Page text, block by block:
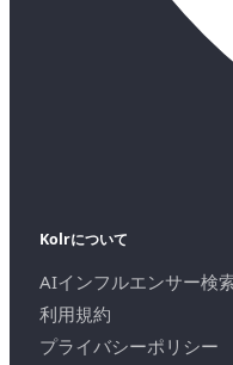
Kolrについて
AIインフルエンサー検
利用規約
プライバシーポリシー